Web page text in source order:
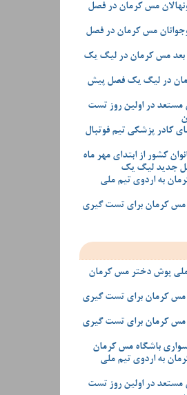
مس کرمان در فصل
مس کرمان در فصل
بعد مس کرمان در لیگ یک
در لیگ یک فصل پیش
در اولین روز تست
کادر پزشکی تیم فوتبال
کشور از ابتدای مهر ماه
جدید لیگ یک
به اردوی تیم ملی
مس کرمان برای تست گیری
ملی پوش دختر مس کرمان
مس کرمان برای تست گیری
مس کرمان برای تست گیری
باشگاه مس کرمان
به اردوی تیم ملی
در اولین روز تست